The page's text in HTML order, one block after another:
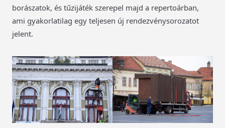
borászatok, és tűzijáték szerepel majd a repertoárban,
ami gyakorlatilag egy teljesen új rendezvénysorozatot
jelent.